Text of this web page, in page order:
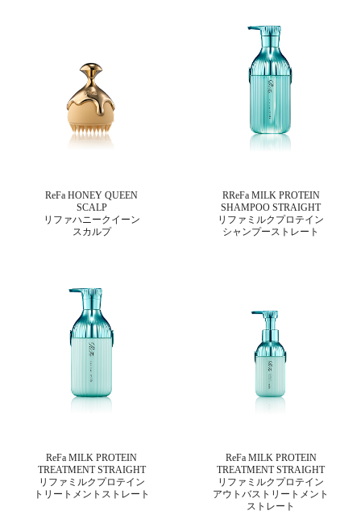
ReFa HONEY QUEEN
SCALP
リファハニークイーン
スカルプ
RReFa MILK PROTEIN
SHAMPOO STRAIGHT
リファミルクプロテイン
シャンプーストレート
ReFa MILK PROTEIN
TREATMENT STRAIGHT
リファミルクプロテイン
トリートメントストレート
ReFa MILK PROTEIN
TREATMENT STRAIGHT
リファミルクプロテイン
アウトバストリートメント
ストレート